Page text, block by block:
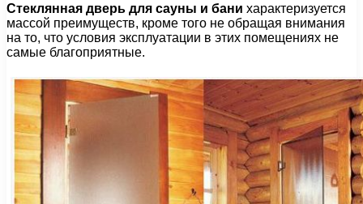
Стеклянная дверь для сауны и бани характеризуется
массой преимуществ, кроме того не обращая внимания
на то, что условия эксплуатации в этих помещениях не
самые благоприятные.